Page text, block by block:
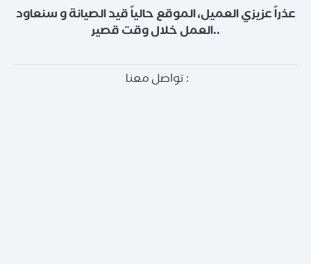
عذراً عزيزي العميل، الموقع حالياً قيد الصيانة و سنعاود
العمل خلال وقت قصير..
تواصل معنا :